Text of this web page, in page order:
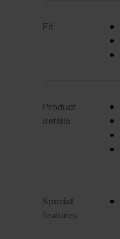
Fit
Product
details
Special
features